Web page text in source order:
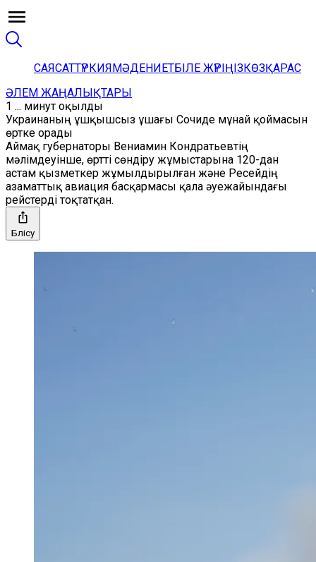
САЯСАТТҮРКИЯМӘДЕНИЕТБІЛЕ ЖҮРІҢІЗКӨЗҚАРАС
ӘЛЕМ ЖАҢАЛЫҚТАРЫ
1 ... минут оқылды
Украинаның ұшқышсыз ұшағы Сочиде мұнай қоймасын
өртке орады
Аймақ губернаторы Вениамин Кондратьевтің
мәлімдеуінше, өртті сөндіру жұмыстарына 120-дан
астам қызметкер жұмылдырылған және Ресейдің
азаматтық авиация басқармасы қала әуежайындағы
рейстерді тоқтатқан.
Бөлісу